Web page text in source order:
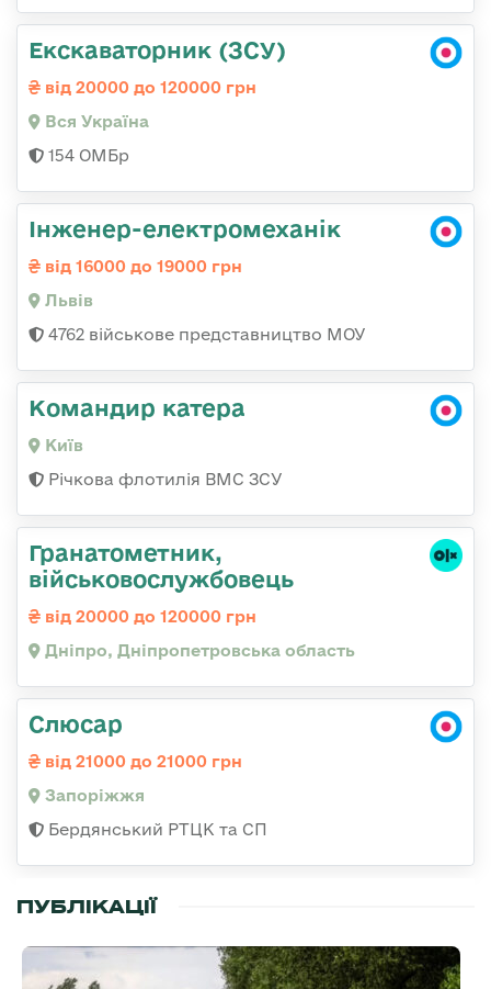
Екскаваторник (ЗСУ)
від 20000 до 120000 грн
Вся Україна
154 ОМБр
Інженер-електромеханік
від 16000 до 19000 грн
Львів
4762 військове представництво МОУ
Командир катера
Київ
Річкова флотилія ВМС ЗСУ
Гранатометник,
військовослужбовець
від 20000 до 120000 грн
Дніпро, Дніпропетровська область
Слюсар
від 21000 до 21000 грн
Запоріжжя
Бердянський РТЦК та СП
ПУБЛІКАЦІЇ